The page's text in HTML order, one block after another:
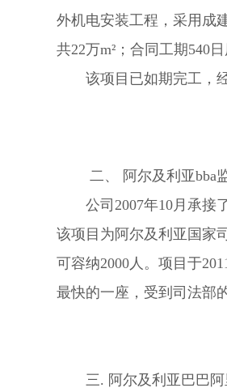
外机电安装工程，采用成
共22万m²；合同工期540
该项目已如期完工，经
二、 阿尔及利亚bba
公司2007年10月承接了
该项目为阿尔及利亚国家
可容纳2000人。项目于
最快的一座，受到司法部
三. 阿尔及利亚巴巴阿